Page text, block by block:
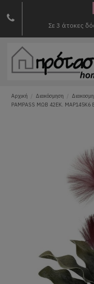
Σε 3 άτοκες
Αρχική Διακόσμηση
PAMPASS ΜΩΒ 42ΕΚ. MAP145K6